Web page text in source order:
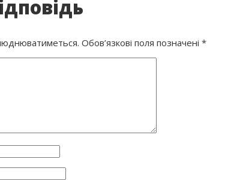
Обов’язкові поля позначені *